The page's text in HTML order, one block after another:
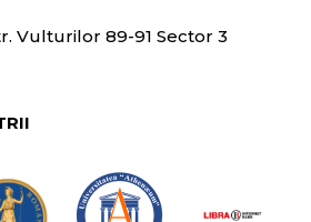
Vulturilor 89-91 Sector 3